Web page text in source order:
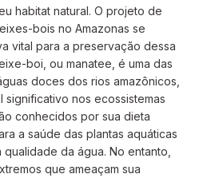
habitat natural. O projeto de
bois no Amazonas se
vital para a preservação dessa
boi, ou manatee, é uma das
doces dos rios amazônicos,
nos ecossistemas
conhecidos por sua dieta
a saúde das plantas aquáticas
da água. No entanto,
que ameaçam sua